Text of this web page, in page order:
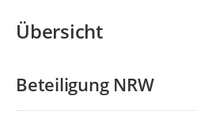
Übersicht
Beteiligung NRW